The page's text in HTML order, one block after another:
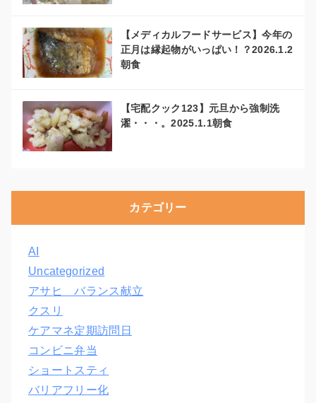
【メディカルフードサービス】今年の
正月は縁起物がいっぱい！？2026.1.2
朝食
【宅配クック123】元旦から強制洗
濯・・・。2025.1.1朝食
カテゴリー
AI
Uncategorized
アサヒ バランス献立
クスリ
ケアマネ定期訪問日
コンビニ弁当
ショートスティ
バリアフリー化